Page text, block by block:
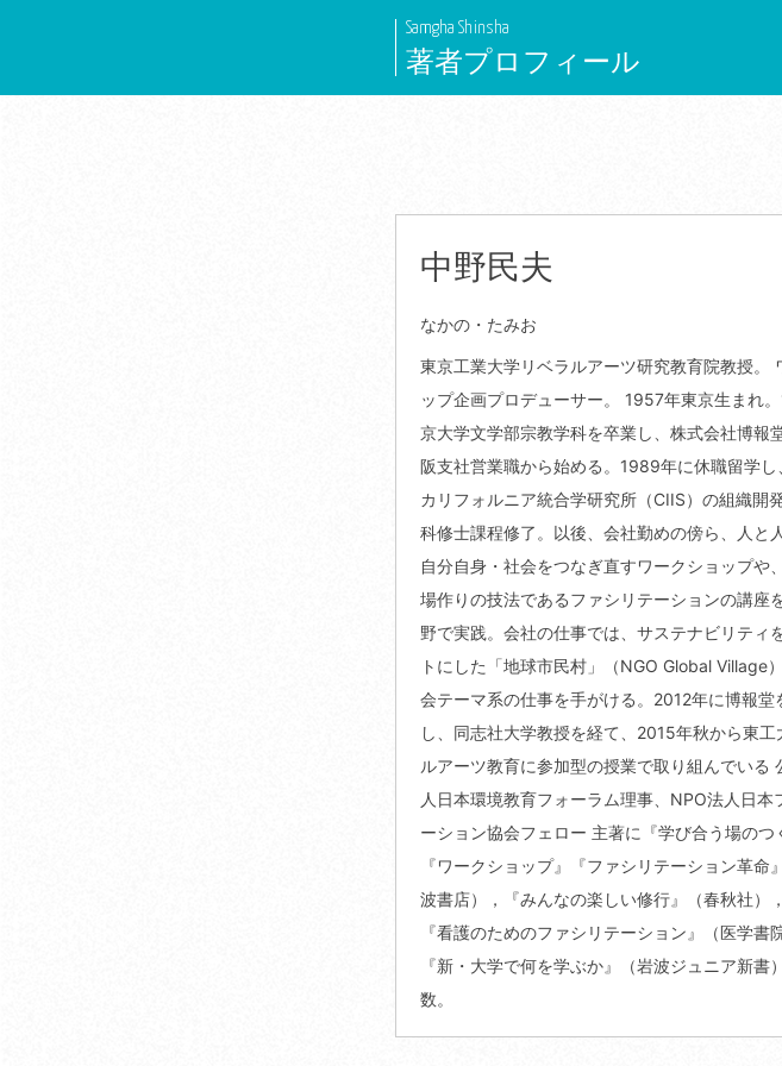
Samgha Shinsha
著者プロフィール
中野民夫
なかの・たみお
東京工業大学リベラルアーツ研究教育院教授。
ップ企画プロデューサー。 1957年東京生まれ
京大学文学部宗教学科を卒業し、株式会社博報
阪支社営業職から始める。1989年に休職留学
カリフォルニア統合学研究所（CIIS）の組織開
科修士課程修了。以後、会社勤めの傍ら、人と
自分自身・社会をつなぎ直すワークショップや
場作りの技法であるファシリテーションの講座
野で実践。会社の仕事では、サステナビリティ
トにした「地球市民村」（NGO Global Village
会テーマ系の仕事を手がける。2012年に博報堂
し、同志社大学教授を経て、2015年秋から東工
ルアーツ教育に参加型の授業で取り組んでいる
人日本環境教育フォーラム理事、NPO法人日本
ーション協会フェロー 主著に『学び合う場のつ
『ワークショップ』『ファシリテーション革命
波書店），『みんなの楽しい修行』（春秋社）
『看護のためのファシリテーション』（医学書院
『新・大学で何を学ぶか』（岩波ジュニア新書
数。